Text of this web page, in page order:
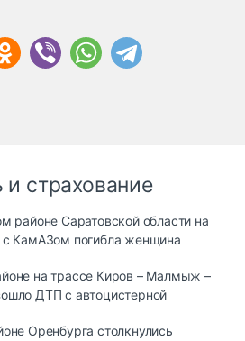
и страхование
районе Саратовской области на
с КамАЗом погибла женщина
на трассе Киров – Малмыж –
ДТП с автоцистерной
Оренбурга столкнулись